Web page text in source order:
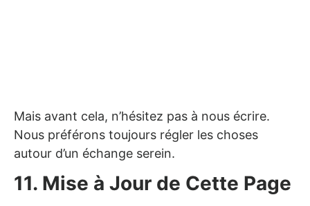
Mais avant cela, n’hésitez pas à nous écrire.
Nous préférons toujours régler les choses
autour d’un échange serein.
11. Mise à Jour de Cette Page